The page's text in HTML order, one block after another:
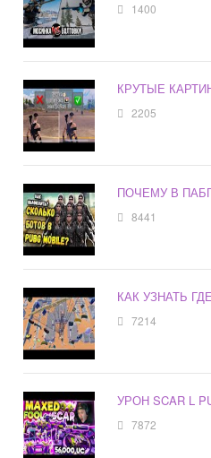
1400
КРУТЫЕ
2205
ПОЧЕМУ В
8441
КАК УЗНАТЬ
7214
УРОН SCAR L
7872